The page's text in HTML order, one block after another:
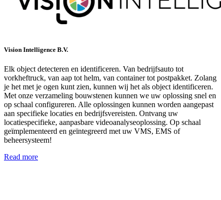
Vision Intelligence B.V.
Elk object detecteren en identificeren. Van bedrijfsauto tot
vorkheftruck, van aap tot helm, van container tot postpakket. Zolang
je het met je ogen kunt zien, kunnen wij het als object identificeren.
Met onze verzameling bouwstenen kunnen we uw oplossing snel en
op schaal configureren. Alle oplossingen kunnen worden aangepast
aan specifieke locaties en bedrijfsvereisten. Ontvang uw
locatiespecifieke, aanpasbare videoanalyseoplossing. Op schaal
geïmplementeerd en geïntegreerd met uw VMS, EMS of
beheersysteem!
Read more